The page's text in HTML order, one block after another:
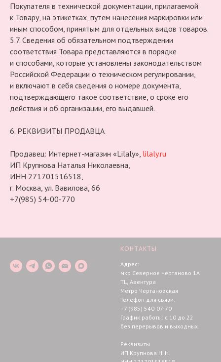
Покупателя в технической документации, прилагаемой
к Товару, на этикетках, путем нанесения маркировки или
иным способом, принятым для отдельных видов товаров.
5.7. Сведения об обязательном подтверждении
соответствия Товара представляются в порядке
и способами, которые установлены законодательством
Российской Федерации о техническом регулировании,
и включают в себя сведения о номере документа,
подтверждающего такое соответствие, о сроке его
действия и об организации, его выдавшей.
6. РЕКВИЗИТЫ ПРОДАВЦА
Продавец: Интернет-магазин «Lilaly», lilaly.ru
ИП Крупнова Наталья Николаевна,
ИНН 271701516518,
г. Москва, ул. Вавилова, 66
+7(985) 54-00-770
КОНТАКТЫ
Адрес:
мкр Северное Чертаново 1А
ТЦ Авентура
Метро Чертановская
Телефон для связи:
+7 (985) 540-07-70
График работы: с 10 до 22
без перерывов и выходных.
Реквизиты
ИП Крупнова Н. Н.